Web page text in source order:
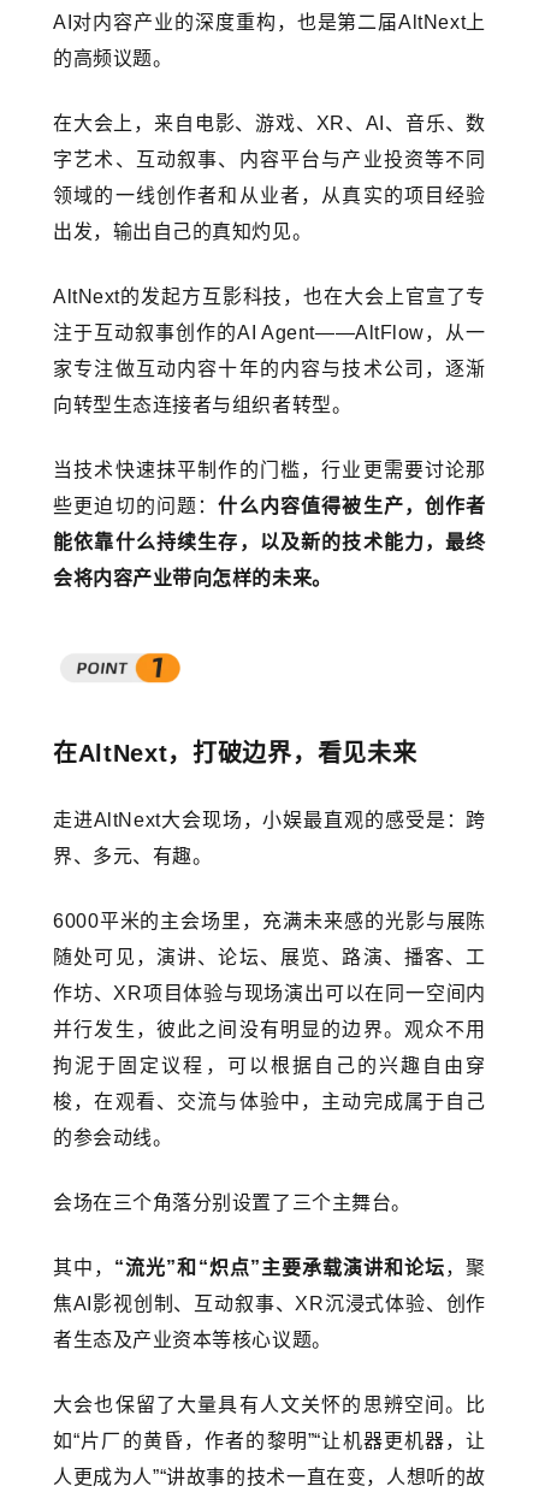
AI对内容产业的深度重构，也是第二届AltNext上
的高频议题。
在大会上，来自电影、游戏、XR、AI、音乐、数
字艺术、互动叙事、内容平台与产业投资等不同
领域的一线创作者和从业者，从真实的项目经验
出发，输出自己的真知灼见。
AltNext的发起方互影科技，也在大会上官宣了专
注于互动叙事创作的AI Agent——AltFlow，从一
家专注做互动内容十年的内容与技术公司，逐渐
向转型生态连接者与组织者转型。
当技术快速抹平制作的门槛，行业更需要讨论那
些更迫切的问题：什么内容值得被生产，创作者
能依靠什么持续生存，以及新的技术能力，最终
会将内容产业带向怎样的未来。
在AltNext，打破边界，看见未来
走进AltNext大会现场，小娱最直观的感受是：跨
界、多元、有趣。
6000平米的主会场里，充满未来感的光影与展陈
随处可见，演讲、论坛、展览、路演、播客、工
作坊、XR项目体验与现场演出可以在同一空间内
并行发生，彼此之间没有明显的边界。观众不用
拘泥于固定议程，可以根据自己的兴趣自由穿
梭，在观看、交流与体验中，主动完成属于自己
的参会动线。
会场在三个角落分别设置了三个主舞台。
其中， “流光”和“炽点”主要承载演讲和论坛，聚
焦AI影视创制、互动叙事、XR沉浸式体验、创作
者生态及产业资本等核心议题。
大会也保留了大量具有人文关怀的思辨空间。比
如“片厂的黄昏，作者的黎明”“让机器更机器，让
人更成为人”“讲故事的技术一直在变，人想听的故